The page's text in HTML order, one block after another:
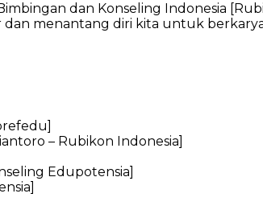
dan Konseling Indonesia
menantang diri kita untuk
– Rubikon Indonesia]
Edupotensia]